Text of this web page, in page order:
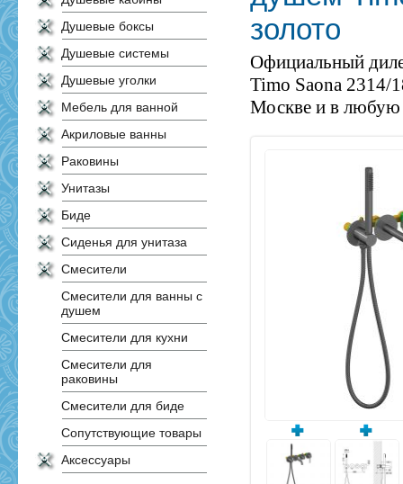
Душевые боксы
Душевые системы
Душевые уголки
Мебель для ванной
Акриловые ванны
Раковины
Унитазы
Биде
Сиденья для унитаза
Смесители
Смесители для ванны с
душем
Смесители для кухни
Смесители для
раковины
Смесители для биде
Сопутствующие товары
Аксессуары
золото
Официальный
Timo Saona 2314/
Москве и в любую